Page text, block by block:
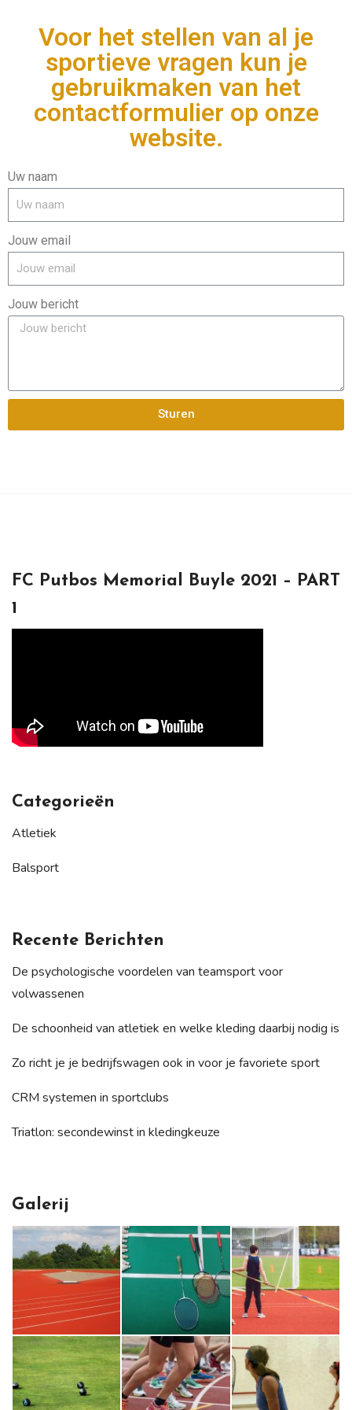
Voor het stellen van al je
sportieve vragen kun je
gebruikmaken van het
contactformulier op onze
website.
Uw naam
Jouw email
Jouw bericht
Sturen
FC Putbos Memorial Buyle 2021 – PART
1
Categorieën
Atletiek
Balsport
Recente Berichten
De psychologische voordelen van teamsport voor
volwassenen
De schoonheid van atletiek en welke kleding daarbij nodig is
Zo richt je je bedrijfswagen ook in voor je favoriete sport
CRM systemen in sportclubs
Triatlon: secondewinst in kledingkeuze
Galerij